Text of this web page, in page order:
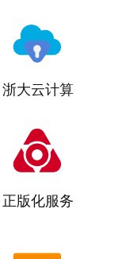
浙大云计算
正版化服务